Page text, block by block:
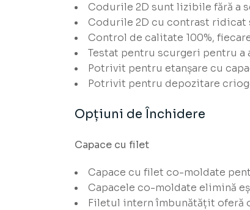
Codurile 2D sunt lizibile fără a
Codurile 2D cu contrast
Control de calitate 100%,
Testat pentru scurgeri pentru
Potrivit pentru etanșare cu
Potrivit pentru depozitare
Opțiuni de Închidere
Capace cu filet
Capace cu filet co-moldate
Capacele co-moldate elimină
Filetul intern îmbunătățit oferă